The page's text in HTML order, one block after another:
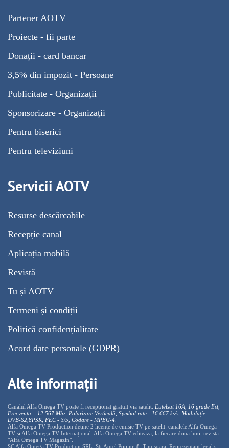
Partener AOTV
Proiecte - fii parte
Donații - card bancar
3,5% din impozit - Persoane
Publicitate - Organizații
Sponsorizare - Organizații
Pentru biserici
Pentru televiziuni
Servicii AOTV
Resurse descărcabile
Recepție canal
Aplicația mobilă
Revistă
Tu și AOTV
Termeni și condiții
Politică confidențialitate
Acord date personale (GDPR)
Alte informații
Canalul Alfa Omega TV poate fi recepționat gratuit via satelit: Eutelsat 16A, 16 grade Est,
Frecventa – 12.567 Mhz, Polarizare Verticală, Symbol rate - 16.667 ks/s, Modulație:
DVB-S2,8PSK, FEC - 3/5, Codare - MPEG-4
Alfa Omega TV Production deține 2 licențe de emisie TV pe satelit: canalele Alfa Omega
TV și Alfa Omega TV Internațional. Alfa Omega TV editeaza, la fiecare doua luni, revista:
"Alfa Omega TV Magazin".
SC Alfa Omega TV Production SRL, Str Aurel Pop nr. 8, Timisoara. Reprezentant legal și